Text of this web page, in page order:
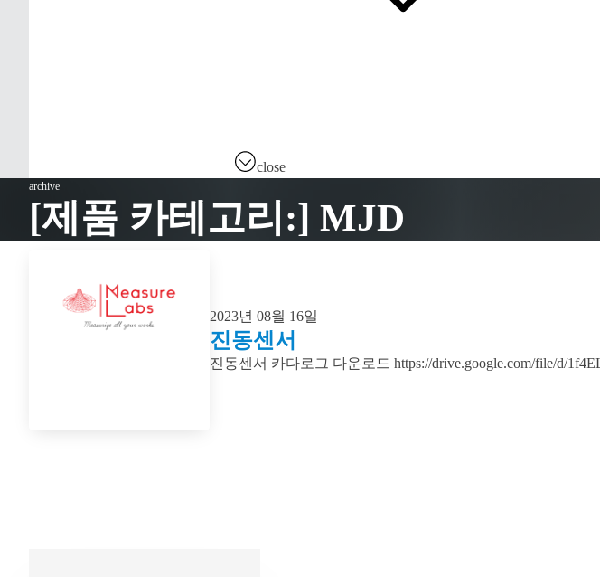
close
archive
[제품 카테고리:] MJD
2023년 08월 16일
진동센서
진동센서 카다로그 다운로드 https://drive.google.com/file/d/